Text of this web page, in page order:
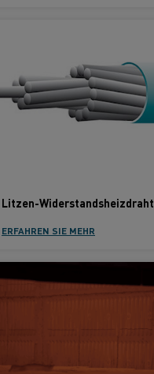
Litzen-Widerstandsheizdraht
ERFAHREN SIE MEHR